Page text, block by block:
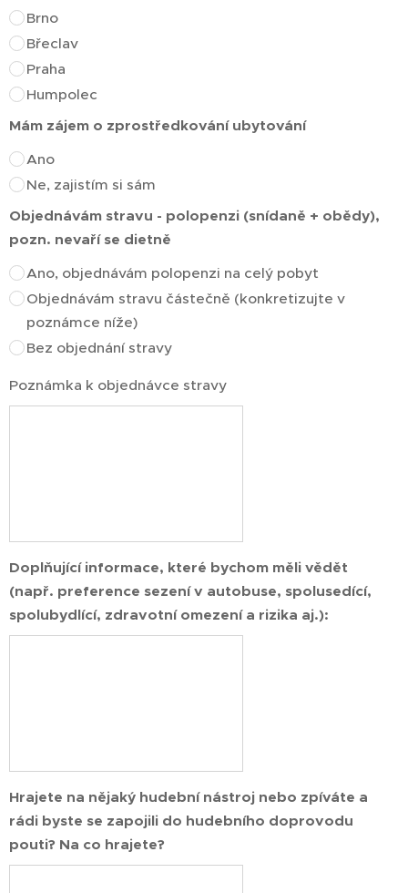
Brno
Břeclav
Praha
Humpolec
Mám zájem o zprostředkování ubytování
Ano
Ne, zajistím si sám
Objednávám stravu - polopenzi (snídaně + obědy),
pozn. nevaří se dietně
Ano, objednávám polopenzi na celý pobyt
Objednávám stravu částečně (konkretizujte v
poznámce níže)
Bez objednání stravy
Poznámka k objednávce stravy
Doplňující informace, které bychom měli vědět
(např. preference sezení v autobuse, spolusedící,
spolubydlící, zdravotní omezení a rizika aj.):
Hrajete na nějaký hudební nástroj nebo zpíváte a
rádi byste se zapojili do hudebního doprovodu
pouti? Na co hrajete?